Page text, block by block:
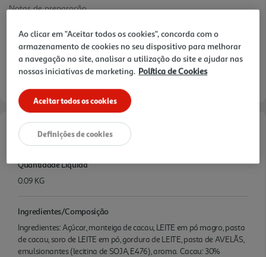
Notas de preparação
Características
Quantidade Liquida
0.09 KG
Ingredientes/Composição
Ingredientes: Açúcar, manteiga de cacau, LEITE em pó magro, pasta
de cacau, soro de LEITE em pó, gordura de LEITE, pasta de AVELÃS,
emulsionantes (lecitina de SOJA, E476), aroma. Cacau: 30%
Ao clicar em "Aceitar todos os cookies", concorda com o
armazenamento de cookies no seu dispositivo para melhorar
a navegação no site, analisar a utilização do site e ajudar nas
nossas iniciativas de marketing. Política de Cookies
Aceitar todos os cookies
Definições de cookies